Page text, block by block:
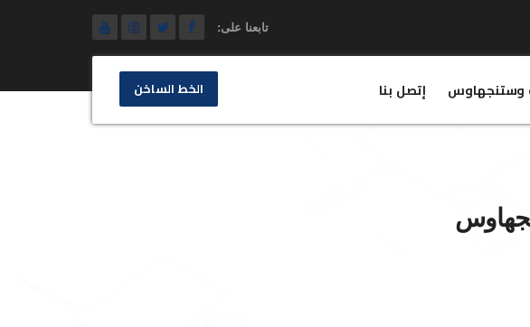
تابعنا على:
وستنجهاوس إتصل بنا الخط الساخن